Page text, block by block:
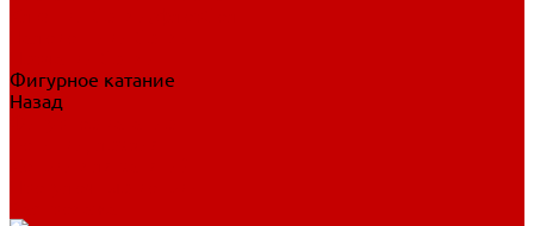
Фигурное катание
Назад